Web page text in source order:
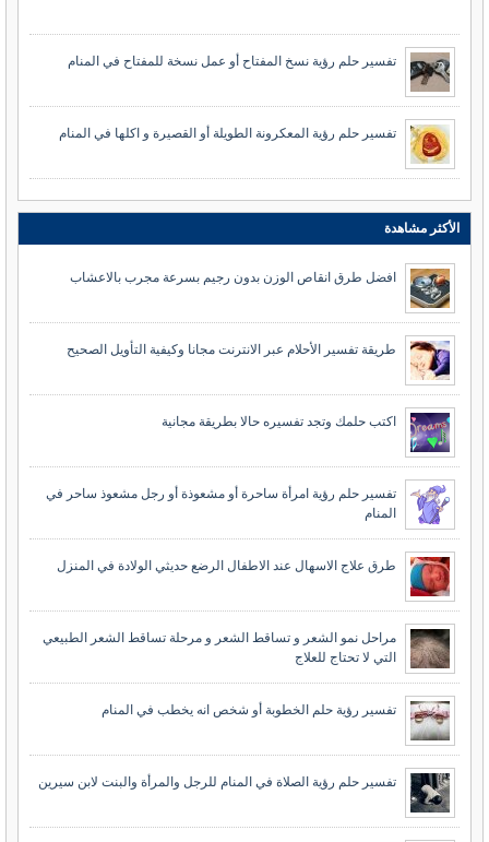
تفسير حلم رؤية نسخ المفتاح أو عمل نسخة للمفتاح في المنام
تفسير حلم رؤية المعكرونة الطويلة أو القصيرة و اكلها في المنام
الأكثر مشاهدة
افضل طرق انقاص الوزن بدون رجيم بسرعة مجرب بالاعشاب
طريقة تفسير الأحلام عبر الانترنت مجانا وكيفية التأويل الصحيح
اكتب حلمك وتجد تفسيره حالا بطريقة مجانية
تفسير حلم رؤية امرأة ساحرة أو مشعوذة أو رجل مشعوذ ساحر في
المنام
طرق علاج الاسهال عند الاطفال الرضع حديثي الولادة في المنزل
مراحل نمو الشعر و تساقط الشعر و مرحلة تساقط الشعر الطبيعي
التي لا تحتاج للعلاج
تفسير رؤية حلم الخطوبة أو شخص انه يخطب في المنام
تفسير حلم رؤية الصلاة في المنام للرجل والمرأة والبنت لابن سيرين